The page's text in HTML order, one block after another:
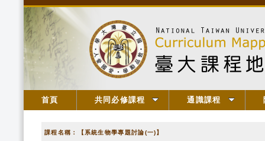
首頁 共同必修課程 通識課程
課程名稱：【系統生物學專題討論(一)】